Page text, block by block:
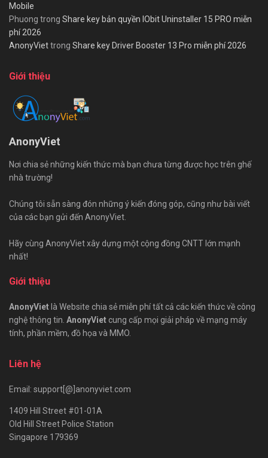
Mobile
Phuong trong Share key bản quyền IObit Uninstaller 15 PRO miễn
phí 2026
AnonyViettrong Share key Driver Booster 13 Pro miễn phí 2026
Giới thiệu
AnonyViet
Nơi chia sẻ những kiến thức mà bạn chưa từng được học trên ghế
nhà trường!
Chúng tôi sẵn sàng đón những ý kiến đóng góp, cũng như bài viết
của các bạn gửi đến AnonyViet.
Hãy cùng AnonyViet xây dựng một cộng đồng CNTT lớn mạnh
nhất!
Giới thiệu
AnonyViet là Website chia sẻ miễn phí tất cả các kiến thức về công
nghệ thông tin. AnonyViet cung cấp mọi giải pháp về mạng máy
tính, phần mềm, đồ họa và MMO.
Liên hệ
Email: support[@]anonyviet.com
1409 Hill Street #01-01A
Old Hill Street Police Station
Singapore 179369